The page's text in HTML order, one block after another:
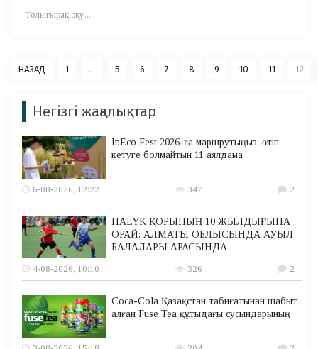
Толығырақ оқу...
НАЗАД 1 ... 5 6 7 8 9 10 11 12
Негізгі жаңалықтар
InEco Fest 2026-ға маршрутыңыз: өтіп
кетуге болмайтын 11 аялдама
6-08-2026, 12:22 347 2
HALYK ҚОРЫНЫҢ 10 ЖЫЛДЫҒЫНА
ОРАЙ: АЛМАТЫ ОБЛЫСЫНДА АУЫЛ
БАЛАЛАРЫ АРАСЫНДА
4-08-2026, 10:10
326 2
Coca-Cola Қазақстан табиғатынан шабыт
алған Fuse Tea құтыдағы сусындарының